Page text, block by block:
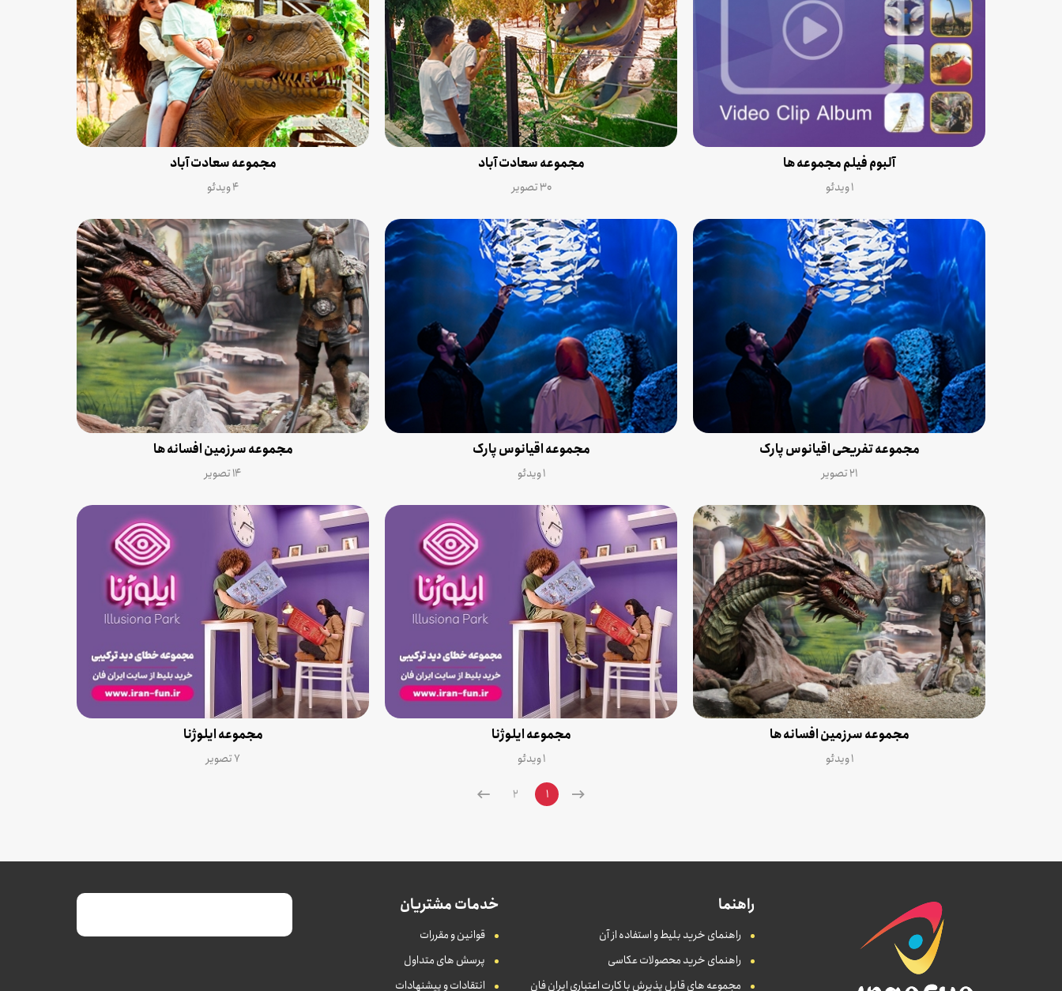
آلبوم فیلم مجموعه ها
۱ ویدئو
مجموعه سعادت آباد
۳۰ تصویر
مجموعه سعادت آباد
۴ ویدئو
مجموعه تفریحی اقیانوس پارک
۲۱ تصویر
مجموعه اقیانوس پارک
۱ ویدئو
مجموعه سرزمین افسانه ها
۱۴ تصویر
مجموعه سرزمین افسانه ها
۱ ویدئو
مجموعه ایلوژنا
۱ ویدئو
مجموعه ایلوژنا
۷ تصویر
1
2
راهنما
راهنمای خرید بلیط و استفاده از آن
راهنمای خرید محصولات عکاسی
مجموعه های قابل پذیرش با کارت اعتباری ایران فان
خدمات مشتریان
قوانین و مقررات
پرسش های متداول
انتقادات و پیشنهادات